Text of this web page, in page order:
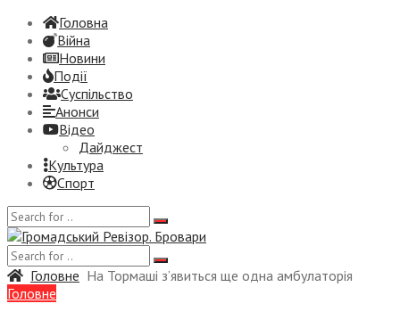
Головна
Війна
Новини
Події
Суспiльство
Анонси
Відео
Дайджест
Культура
Спорт
Головне На Тормаші з’явиться ще одна амбулаторія
Головне